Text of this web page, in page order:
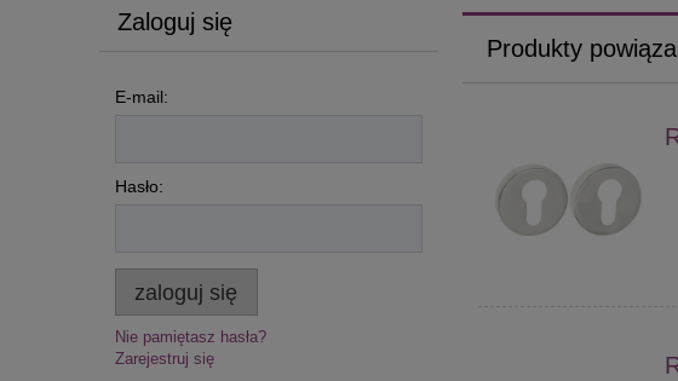
Zaloguj się
E-mail:
Hasło:
zaloguj się
Nie pamiętasz hasła?
Zarejestruj się
Produkty